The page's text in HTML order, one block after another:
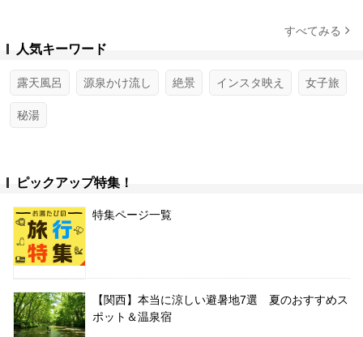
すべてみる
人気キーワード
露天風呂 源泉かけ流し 絶景 インスタ映え 女子旅
秘湯
ピックアップ特集！
特集ページ一覧
【関西】本当に涼しい避暑地7選 夏のおすすめス
ポット＆温泉宿